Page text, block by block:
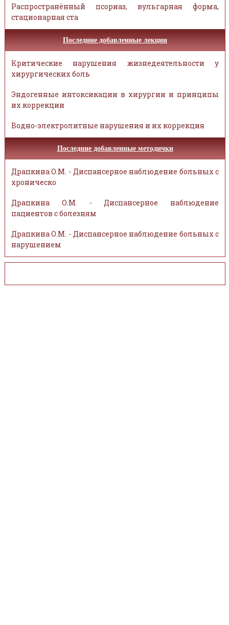
Распространённый псориаз, вульгарная форма,
стационарная ста
Последние добавленные лекции
Критические нарушения жизнедеятельности у
хирургических боль
Эндогенные интоксикации в хирургии и принципы
их коррекции
Водно-электролитные нарушения и их коррекция
Последние добавленные методички
Драпкина О.М. - Диспансерное наблюдение больных с
хроническо
Драпкина О.М. - Диспансерное наблюдение
пациентов с болезням
Драпкина О.М. - Диспансерное наблюдение больных с
нарушением